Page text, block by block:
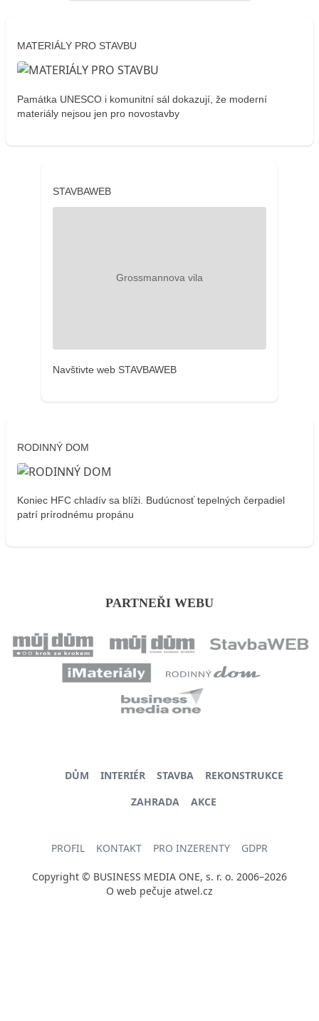
MATERIÁLY PRO STAVBU
Památka UNESCO i komunitní sál dokazují, že moderní
materiály nejsou jen pro novostavby
STAVBAWEB
Navštivte web STAVBAWEB
RODINNÝ DOM
Koniec HFC chladív sa blíži. Budúcnosť tepelných čerpadiel
patrí prírodnému propánu
PARTNEŘI WEBU
DŮM INTERIÉR STAVBA
REKONSTRUKCE
ZAHRADA
AKCE
PROFIL KONTAKT PRO INZERENTY GDPR
Copyright © BUSINESS MEDIA ONE, s. r. o. 2006–2026